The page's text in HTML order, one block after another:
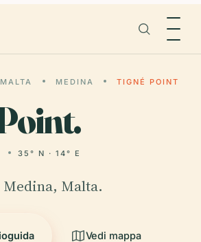
MALTA MEDINA TIGNÉ POINT
35° N · 14° E
Malta.
Vedi mappa